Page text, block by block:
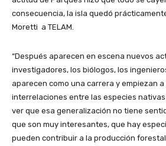
consecuencia, la isla quedó
Moretti a TELAM.
“Después aparecen en escena nuevos
investigadores, los biólogos, los
aparecen como una carrera y empiezan
interrelaciones entre las especies
ver que esa generalización no tiene
que son muy interesantes, que hay
pueden contribuir a la producción